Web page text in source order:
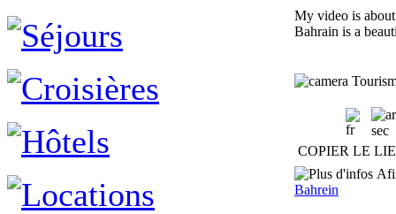
My video is
Bahrain is a
sec
COPIER LE
Bahrein